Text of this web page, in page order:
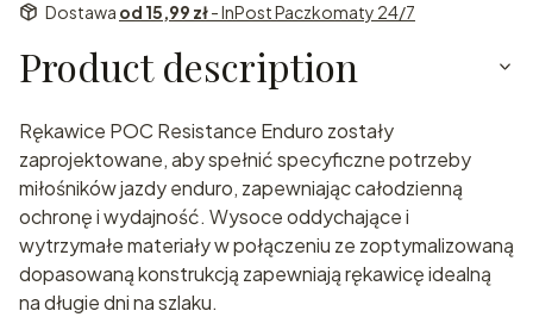
Dostawa od 15,99 zł- InPost Paczkomaty 24/7
Product description
Rękawice POC Resistance Enduro zostały
zaprojektowane, aby spełnić specyficzne potrzeby
miłośników jazdy enduro, zapewniając całodzienną
ochronę i wydajność. Wysoce oddychające i
wytrzymałe materiały w połączeniu ze zoptymalizowaną
dopasowaną konstrukcją zapewniają rękawicę idealną
na długie dni na szlaku.